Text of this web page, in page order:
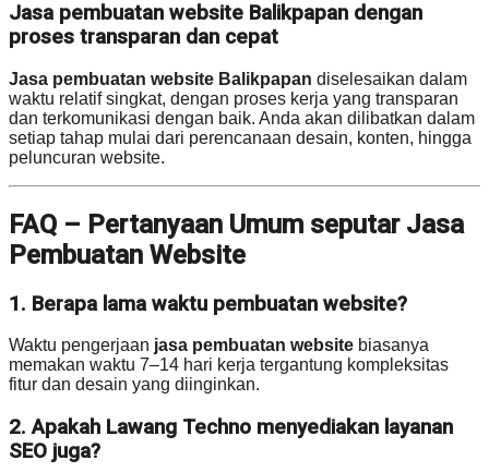
Jasa pembuatan website Balikpapan dengan
proses transparan dan cepat
Jasa pembuatan website Balikpapan diselesaikan dalam
waktu relatif singkat, dengan proses kerja yang transparan
dan terkomunikasi dengan baik. Anda akan dilibatkan dalam
setiap tahap mulai dari perencanaan desain, konten, hingga
peluncuran website.
FAQ – Pertanyaan Umum seputar Jasa
Pembuatan Website
1. Berapa lama waktu pembuatan website?
Waktu pengerjaan jasa pembuatan website biasanya
memakan waktu 7–14 hari kerja tergantung kompleksitas
fitur dan desain yang diinginkan.
2. Apakah Lawang Techno menyediakan layanan
SEO juga?